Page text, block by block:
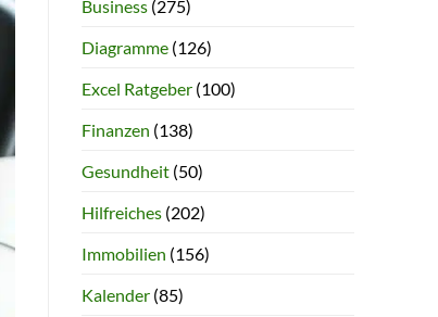
Business(275)
Diagramme(126)
Excel Ratgeber(100)
Finanzen (138)
Gesundheit(50)
Hilfreiches(202)
Immobilien (156)
Kalender(85)